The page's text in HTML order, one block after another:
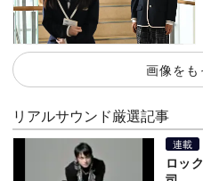
画像をも
リアルサウンド厳選記事
連載
ロッ